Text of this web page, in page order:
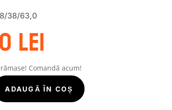
38/63,0
lei
Comandă acum!
ADAUGĂ ÎN COȘ